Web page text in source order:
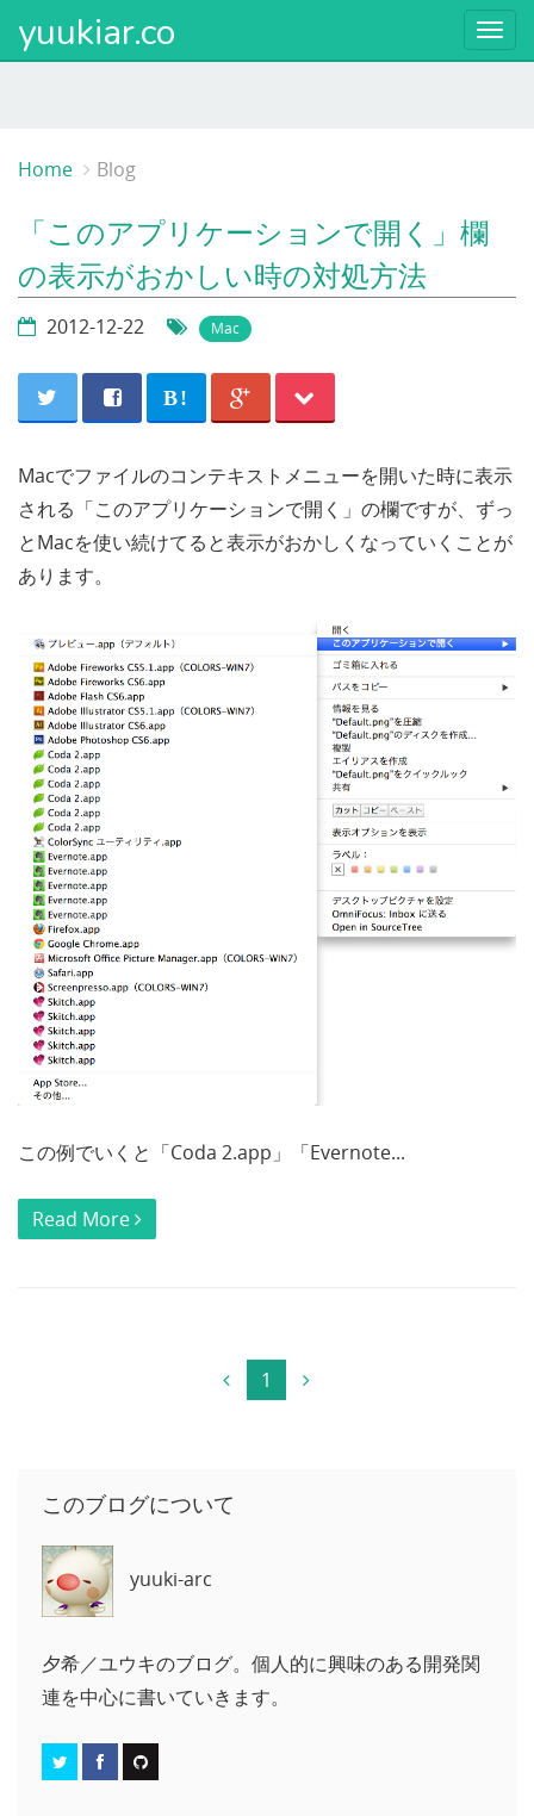
yuukiar.co
Home Blog
「このアプリケーションで開く」欄
の表示がおかしい時の対処方法
2012-12-22 Mac
B!
Macでファイルのコンテキストメニューを開いた時に表示
される「このアプリケーションで開く」の欄ですが、ずっ
とMacを使い続けてると表示がおかしくなっていくことが
あります。
この例でいくと「Coda 2.app」「Evernote...
Read More
1
このブログについて
yuuki-arc
夕希／ユウキのブログ。個人的に興味のある開発関
連を中心に書いていきます。